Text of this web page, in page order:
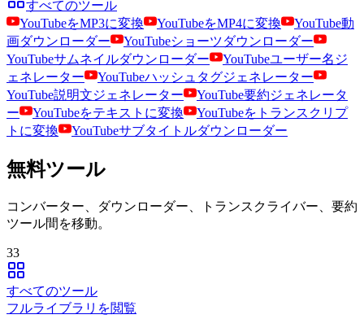
すべてのツール
YouTubeをMP3に変換
YouTubeをMP4に変換
YouTube動
画ダウンローダー
YouTubeショーツダウンローダー
YouTubeサムネイルダウンローダー
YouTubeユーザー名ジ
ェネレーター
YouTubeハッシュタグジェネレーター
YouTube説明文ジェネレーター
YouTube要約ジェネレータ
ー
YouTubeをテキストに変換
YouTubeをトランスクリプ
トに変換
YouTubeサブタイトルダウンローダー
無料ツール
コンバーター、ダウンローダー、トランスクライバー、要約
ツール間を移動。
33
すべてのツール
フルライブラリを閲覧